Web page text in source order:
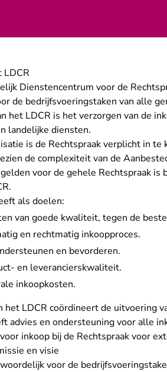
LDCR
Dienstencentrum voor de
de bedrijfsvoeringstaken van alle
het LDCR is het verzorgen van de
landelijke diensten.
is de Rechtspraak verplicht in te
verlaat Rechtspraak.nl
de complexiteit van de
voor de gehele Rechtspraak
als doelen:
van goede kwaliteit, tegen de
en rechtmatig inkoopproces.
en bevorderen.
en leverancierskwaliteit.
inkoopkosten.
het LDCR coördineert de uitvoering
advies en ondersteuning voor alle
inkoop bij de Rechtspraak voor
en visie
voor de